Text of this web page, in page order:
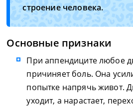
строение человека.
Основные признаки
При аппендиците любое
причиняет боль. Она
попытке напрячь живот.
уходит, а нарастает,